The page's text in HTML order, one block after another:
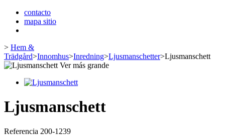
contacto
mapa sitio
> Hem &
Trädgård>Innomhus>Inredning>Ljusmanschetter>Ljusmanschett
Ver más grande
Ljusmanschett
Referencia 200-1239